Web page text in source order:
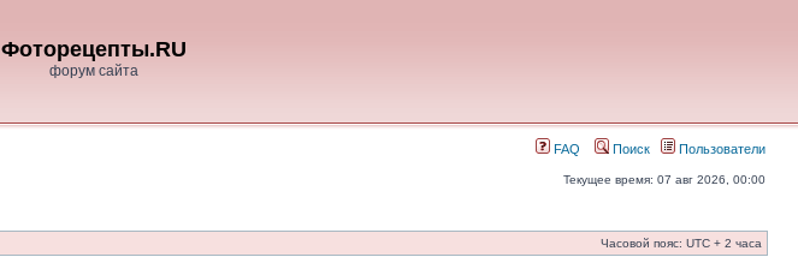
Фоторецепты.RU
форум сайта
FAQ Поиск Пользователи
Текущее время: 07 авг 2026, 00:00
Часовой пояс: UTC + 2 часа